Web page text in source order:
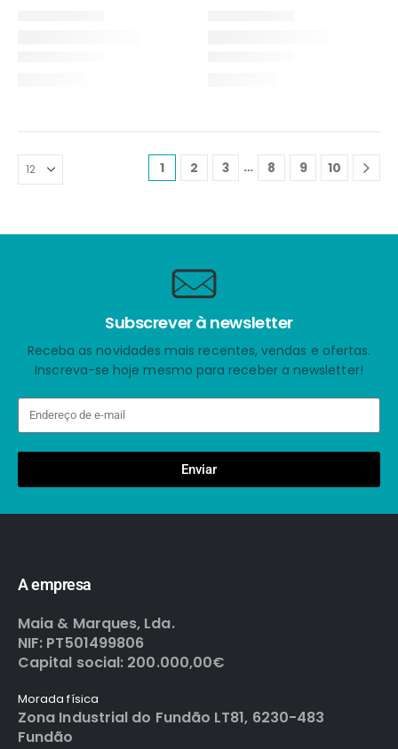
1 2 3 … 8 9 10
Subscrever à newsletter
Receba as novidades mais recentes, vendas e ofertas.
Inscreva-se hoje mesmo para receber a newsletter!
Enviar
A empresa
Maia & Marques, Lda.
NIF: PT501499806
Capital social: 200.000,00€
Morada física
Zona Industrial do Fundão LT81, 6230-483
Fundão